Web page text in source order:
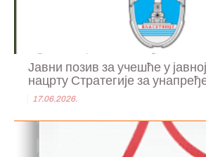
Јавни позив за учешће у
нацрту Стратегије за
17.06.2026.